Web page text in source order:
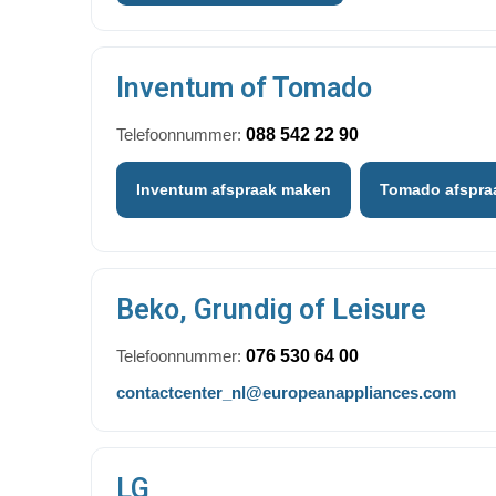
Inventum of Tomado
Telefoonnummer: 088 542 22 90
Inventum afspraak maken Tomado
Beko, Grundig of Leisure
Telefoonnummer: 076 530 64 00
contactcenter_nl@europeanappliances.com
LG